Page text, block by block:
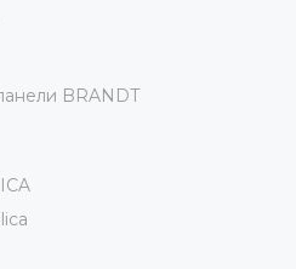
BRANDT